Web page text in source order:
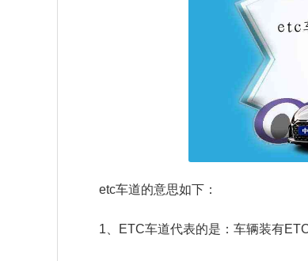
etc车道的意思如下：
1、ETC车道代表的是：车辆装有